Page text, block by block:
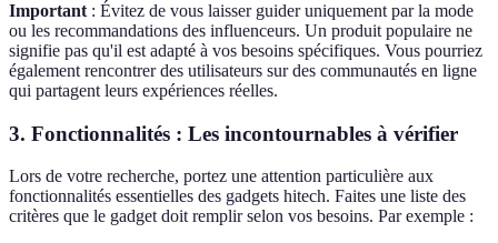
Important : Évitez de vous laisser guider uniquement par la mode
ou les recommandations des influenceurs. Un produit populaire ne
signifie pas qu'il est adapté à vos besoins spécifiques. Vous pourriez
également rencontrer des utilisateurs sur des communautés en ligne
qui partagent leurs expériences réelles.
3. Fonctionnalités : Les incontournables à vérifier
Lors de votre recherche, portez une attention particulière aux
fonctionnalités essentielles des gadgets hitech. Faites une liste des
critères que le gadget doit remplir selon vos besoins. Par exemple :